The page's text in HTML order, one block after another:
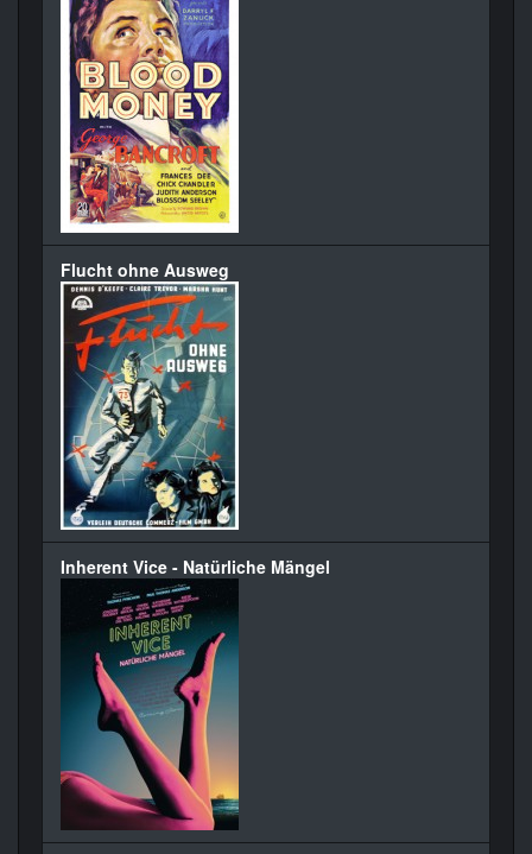
Flucht ohne Ausweg
Inherent Vice - Natürliche Mängel